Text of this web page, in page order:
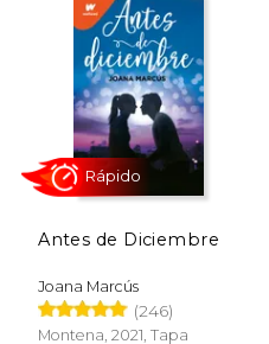
15%
dcto.
Antes de Diciembre
Joana Marcús
(246)
Montena, 2021, Tapa